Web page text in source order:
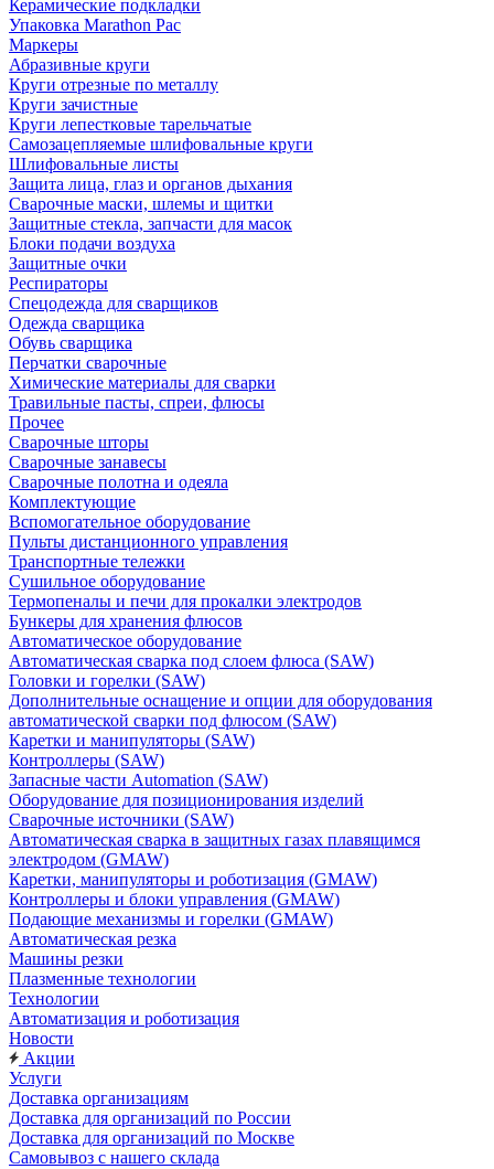
Керамические подкладки
Упаковка Marathon Pac
Маркеры
Абразивные круги
Круги отрезные по металлу
Круги зачистные
Круги лепестковые тарельчатые
Самозацепляемые шлифовальные круги
Шлифовальные листы
Защита лица, глаз и органов дыхания
Сварочные маски, шлемы и щитки
Защитные стекла, запчасти для масок
Блоки подачи воздуха
Защитные очки
Респираторы
Спецодежда для сварщиков
Одежда сварщика
Обувь сварщика
Перчатки сварочные
Химические материалы для сварки
Травильные пасты, спреи, флюсы
Прочее
Сварочные шторы
Сварочные занавесы
Сварочные полотна и одеяла
Комплектующие
Вспомогательное оборудование
Пульты дистанционного управления
Транспортные тележки
Сушильное оборудование
Термопеналы и печи для прокалки электродов
Бункеры для хранения флюсов
Автоматическое оборудование
Автоматическая сварка под слоем флюса (SAW)
Головки и горелки (SAW)
Дополнительные оснащение и опции для оборудования
автоматической сварки под флюсом (SAW)
Каретки и манипуляторы (SAW)
Контроллеры (SAW)
Запасные части Automation (SAW)
Оборудование для позиционирования изделий
Сварочные источники (SAW)
Автоматическая сварка в защитных газах плавящимся
электродом (GMAW)
Каретки, манипуляторы и роботизация (GMAW)
Контроллеры и блоки управления (GMAW)
Подающие механизмы и горелки (GMAW)
Автоматическая резка
Машины резки
Плазменные технологии
Технологии
Автоматизация и роботизация
Новости
Акции
Услуги
Доставка организациям
Доставка для организаций по России
Доставка для организаций по Москве
Самовывоз с нашего склада